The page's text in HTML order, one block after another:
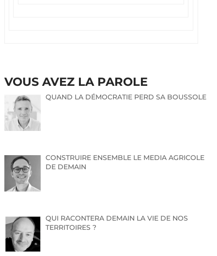
VOUS AVEZ LA PAROLE
QUAND LA DÉMOCRATIE PERD SA BOUSSOLE
CONSTRUIRE ENSEMBLE LE MEDIA AGRICOLE
DE DEMAIN
QUI RACONTERA DEMAIN LA VIE DE NOS
TERRITOIRES ?